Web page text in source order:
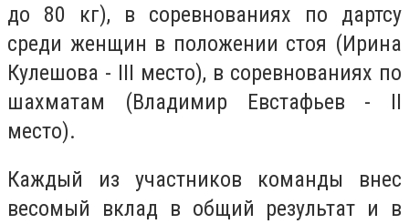
до 80 кг), в соревнованиях по дартсу
среди женщин в положении стоя (Ирина
Кулешова - III место), в соревнованиях по
шахматам (Владимир Евстафьев - II
место).
Каждый из участников команды внес
весомый вклад в общий результат и в